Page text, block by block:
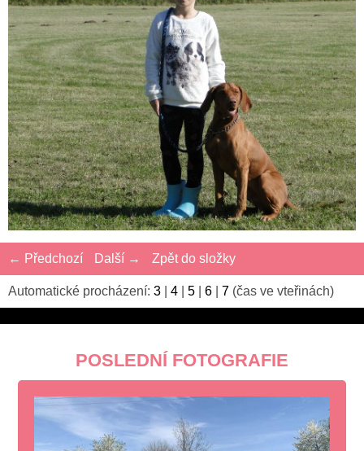
← Předchozí Další → Zpět do složky
Automatické procházení: 3 4 5 6 7 (čas ve vteřinách)
POSLEDNÍ FOTOGRAFIE